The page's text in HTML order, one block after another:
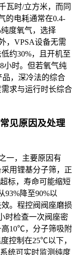
瓦时/立方米，而同
的电耗通常在0.4-
度氧气，选择
，VPSA设备无需
约30%，且开机至
小时。但若氧气纯
品，深冷法的综合
求与运行时长综合
见原因及处理
一，主要原因有
用锂基分子筛，正
标，寿命可能缩短
93%降至90%以
。程控阀阀座磨损
时检查一次阀座密
高10℃，分子筛吸附
控制在25℃以下，
统可实时监测纯度